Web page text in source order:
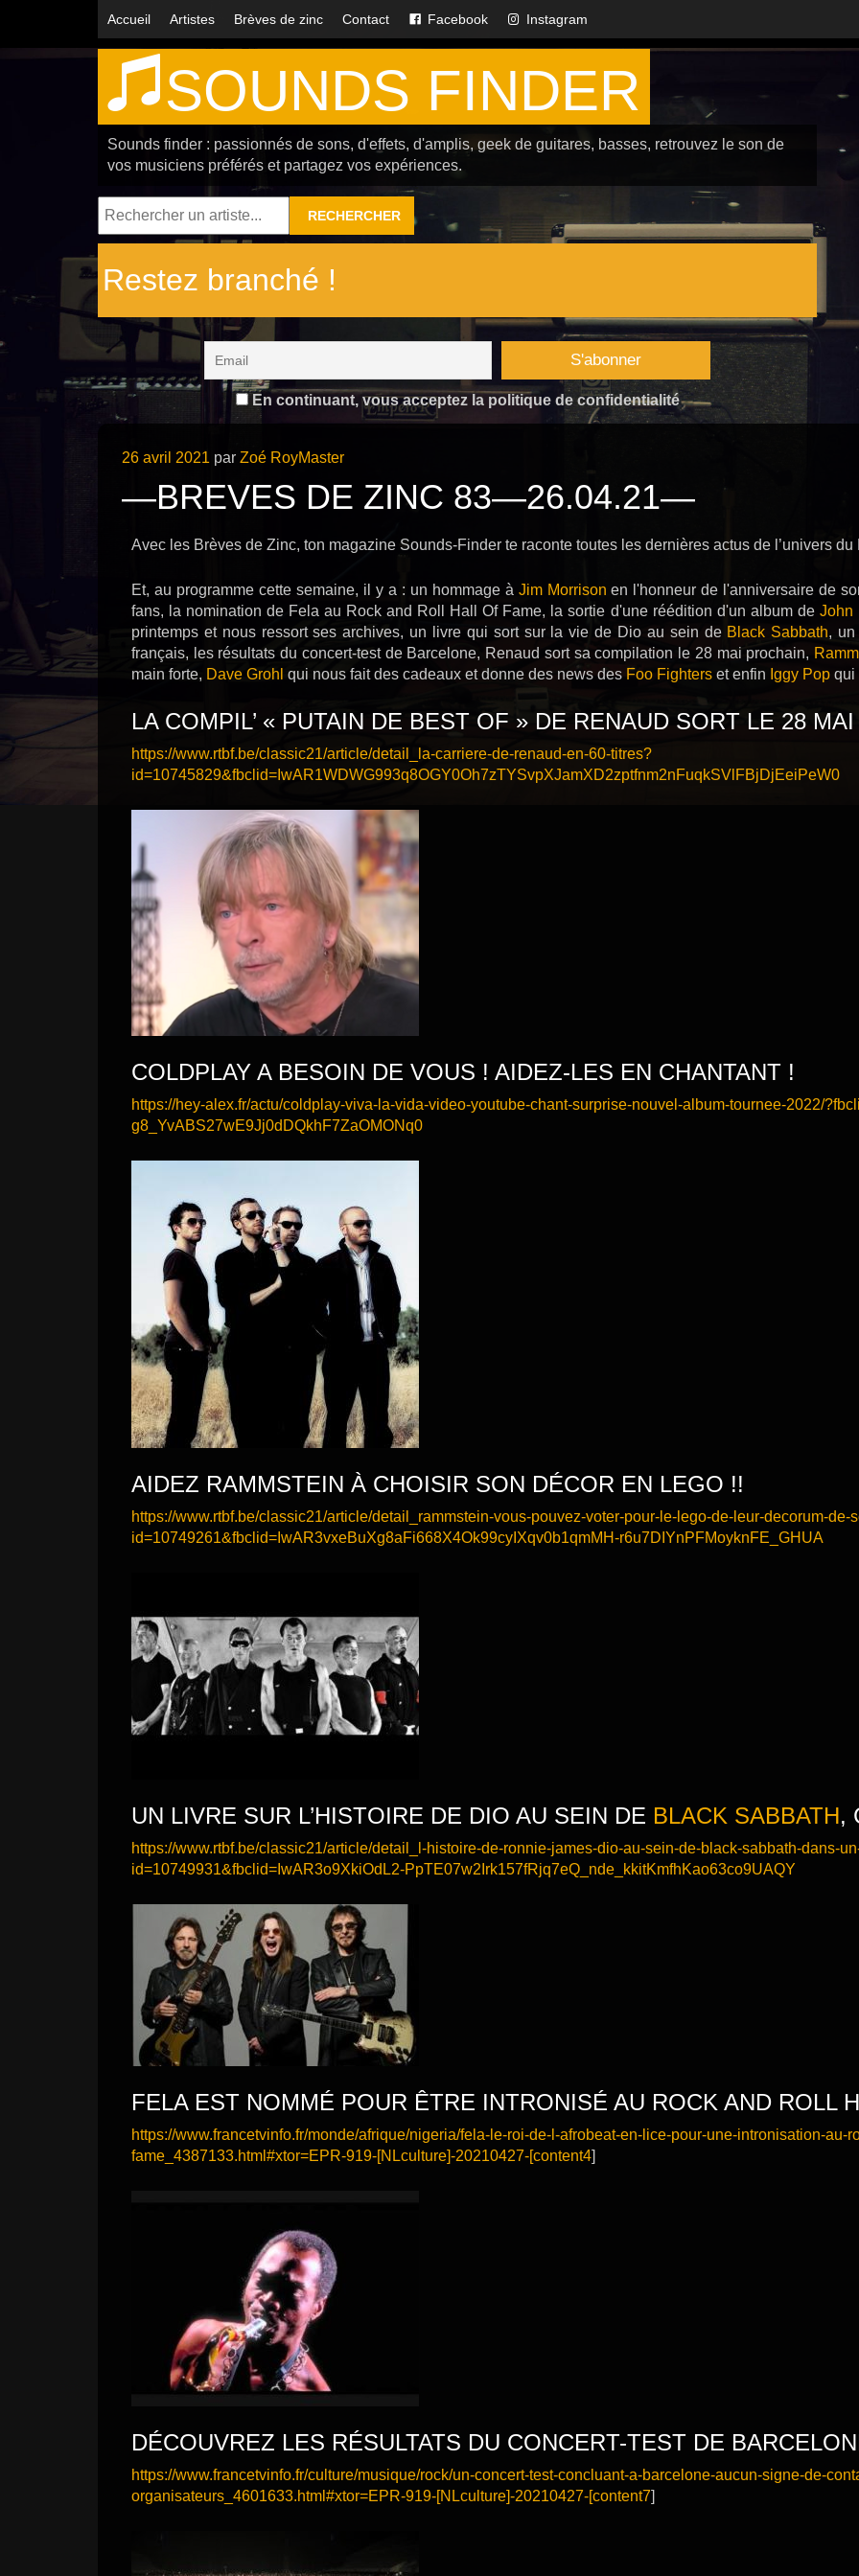
Accueil Artistes Brèves de zinc Contact Facebook Instagram
SOUNDS FINDER
Sounds finder : passionnés de sons, d'effets, d'amplis, geek de guitares, basses, retrouvez le son de
vos musiciens préférés et partagez vos expériences.
RECHERCHER
Restez branché !
En continuant, vous acceptez la politique de confidentialité
Publié
26 avril 2021 par Zoé RoyMaster
—BREVES DE ZINC 83—26.04.21—
Avec les Brèves de Zinc, ton magazine Sounds-Finder te raconte toutes les dernières actus de l’univers
Et, au programme cette semaine, il y a : un hommage à Jim Morrison en l'honneur de l'anniversaire de
fans, la nomination de Fela au Rock and Roll Hall Of Fame, la sortie d'une réédition d'un album de John
printemps et nous ressort ses archives, un livre qui sort sur la vie de Dio au sein de Black Sabbath, un
français, les résultats du concert-test de Barcelone, Renaud sort sa compilation le 28 mai prochain,
main forte, Dave Grohl qui nous fait des cadeaux et donne des news des Foo Fighters et enfin Iggy Pop qui
LA COMPIL’ « PUTAIN DE BEST OF » DE RENAUD SORT LE 28
https://www.rtbf.be/classic21/article/detail_la-carriere-de-renaud-en-60-titres?
id=10745829&fbclid=IwAR1WDWG993q8OGY0Oh7zTYSvpXJamXD2zptfnm2nFuqkSVlFBjDjEeiPeW0
COLDPLAY A BESOIN DE VOUS ! AIDEZ-LES EN CHANTANT !
https://hey-alex.fr/actu/coldplay-viva-la-vida-video-youtube-chant-surprise-nouvel-album-tournee-2022/
g8_YvABS27wE9Jj0dDQkhF7ZaOMONq0
AIDEZ RAMMSTEIN À CHOISIR SON DÉCOR EN LEGO !!
https://www.rtbf.be/classic21/article/detail_rammstein-vous-pouvez-voter-pour-le-lego-de-leur-decorum-de-
id=10749261&fbclid=IwAR3vxeBuXg8aFi668X4Ok99cyIXqv0b1qmMH-r6u7DIYnPFMoyknFE_GHUA
UN LIVRE SUR L’HISTOIRE DE DIO AU SEIN DE BLACK SABBATH,
https://www.rtbf.be/classic21/article/detail_l-histoire-de-ronnie-james-dio-au-sein-de-black-sabbath-dans-
id=10749931&fbclid=IwAR3o9XkiOdL2-PpTE07w2Irk157fRjq7eQ_nde_kkitKmfhKao63co9UAQY
FELA EST NOMMÉ POUR ÊTRE INTRONISÉ AU ROCK AND ROLL
https://www.francetvinfo.fr/monde/afrique/nigeria/fela-le-roi-de-l-afrobeat-en-lice-pour-une-intronisation-au-
fame_4387133.html#xtor=EPR-919-[NLculture]-20210427-[content4]
DÉCOUVREZ LES RÉSULTATS DU CONCERT-TEST DE
https://www.francetvinfo.fr/culture/musique/rock/un-concert-test-concluant-a-barcelone-aucun-signe-de-
organisateurs_4601633.html#xtor=EPR-919-[NLculture]-20210427-[content7]